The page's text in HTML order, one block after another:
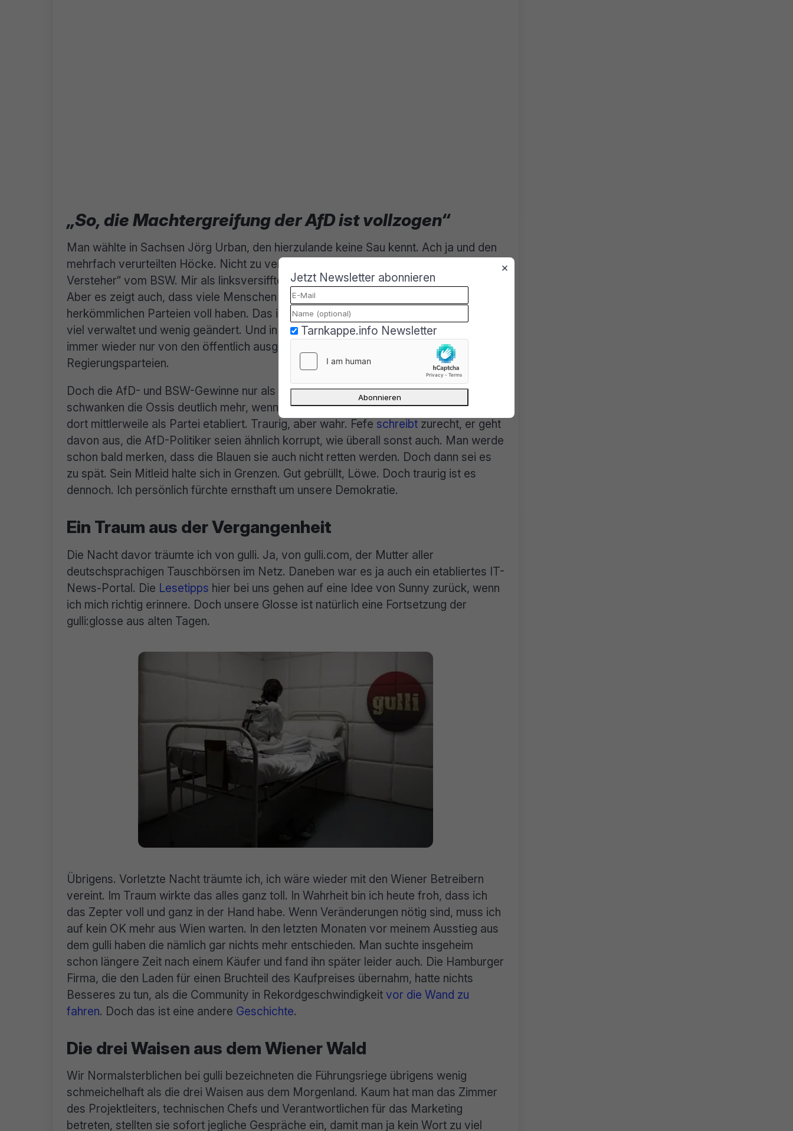
„So, die Machtergreifung der AfD ist vollzogen“
Man wählte in Sachsen Jörg Urban, den hierzulande keine Sau kennt. Ach ja und den
mehrfach verurteilten Höcke. Nicht zu vergessen die selbst ernannten „Putin-
Versteher“ vom BSW. Mir als linksversifftem Öko geht das natürlich gegen den Strich.
Aber es zeigt auch, dass viele Menschen zunehmend die Nase von den
herkömmlichen Parteien voll haben. Das ist verständlich, denn es wurde mal wieder
viel verwaltet und wenig geändert. Und in Berlin geht auch nicht viel voran. Man hört
immer wieder nur von den öffentlich ausgetragenen Streitigkeiten der drei
Regierungsparteien.
Doch die AfD- und BSW-Gewinne nur als Protest abzutun, greift leider zu kurz. Zwar
schwanken die Ossis deutlich mehr, wenn es um ihre Stimme geht. Doch die AfD ist
dort mittlerweile als Partei etabliert. Traurig, aber wahr. Fefe schreibt zurecht, er geht
davon aus, die AfD-Politiker seien ähnlich korrupt, wie überall sonst auch. Man werde
schon bald merken, dass die Blauen sie auch nicht retten werden. Doch dann sei es
zu spät. Sein Mitleid halte sich in Grenzen. Gut gebrüllt, Löwe. Doch traurig ist es
dennoch. Ich persönlich fürchte ernsthaft um unsere Demokratie.
Ein Traum aus der Vergangenheit
Die Nacht davor träumte ich von gulli. Ja, von gulli.com, der Mutter aller
deutschsprachigen Tauschbörsen im Netz. Daneben war es ja auch ein etabliertes IT-
News-Portal. Die Lesetipps hier bei uns gehen auf eine Idee von Sunny zurück, wenn
ich mich richtig erinnere. Doch unsere Glosse ist natürlich eine Fortsetzung der
gulli:glosse aus alten Tagen.
Übrigens. Vorletzte Nacht träumte ich, ich wäre wieder mit den Wiener Betreibern
vereint. Im Traum wirkte das alles ganz toll. In Wahrheit bin ich heute froh, dass ich
das Zepter voll und ganz in der Hand habe. Wenn Veränderungen nötig sind, muss ich
auf kein OK mehr aus Wien warten. In den letzten Monaten vor meinem Ausstieg aus
dem gulli haben die nämlich gar nichts mehr entschieden. Man suchte insgeheim
schon längere Zeit nach einem Käufer und fand ihn später leider auch. Die Hamburger
Firma, die den Laden für einen Bruchteil des Kaufpreises übernahm, hatte nichts
Besseres zu tun, als die Community in Rekordgeschwindigkeit vor die Wand zu
fahren. Doch das ist eine andere Geschichte.
Die drei Waisen aus dem Wiener Wald
Wir Normalsterblichen bei gulli bezeichneten die Führungsriege übrigens wenig
schmeichelhaft als die drei Waisen aus dem Morgenland. Kaum hat man das Zimmer
des Projektleiters, technischen Chefs und Verantwortlichen für das Marketing
betreten, stellten sie sofort jegliche Gespräche ein, damit man ja kein Wort zu viel
×
Jetzt Newsletter abonnieren
Tarnkappe.info Newsletter